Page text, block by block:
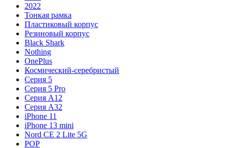
2022
Тонкая рамка
Пластиковый корпус
Резиновый корпус
Black Shark
Nothing
OnePlus
Космический-серебристый
Серия 5
Серия 5 Pro
Серия A12
Серия A32
iPhone 11
iPhone 13 mini
Nord CE 2 Lite 5G
POP